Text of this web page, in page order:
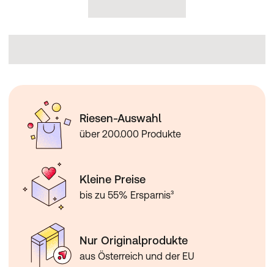
Riesen-Auswahl
über 200.000 Produkte
Kleine Preise
bis zu 55% Ersparnis³
Nur Originalprodukte
aus Österreich und der EU